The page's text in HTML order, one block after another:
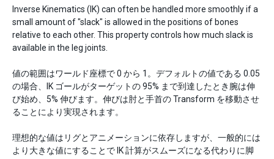
Inverse Kinematics (IK) can often be handled more smoothly if a
small amount of "slack" is allowed in the positions of bones
relative to each other. This property controls how much slack is
available in the leg joints.
値の範囲はワールド座標で 0 から 1。デフォルトの値である 0.05
の場合、IK ゴールがターゲットの 95% まで到達したとき腕は伸
び始め、5% 伸びます。伸びは肘と手首の Transform を移動させ
ることにより実現されます。
理想的な値はリグとアニメーションに依存しますが、一般的には
より大きな値にすることで IK 計算がスムーズになる代わりに脚